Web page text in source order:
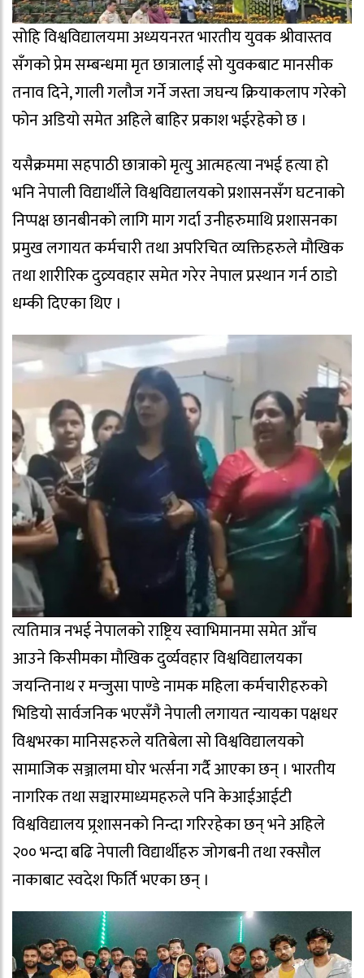
सोहि विश्वविद्यालयमा अध्ययनरत भारतीय युवक श्रीवास्तव
सँगको प्रेम सम्बन्धमा मृत छात्रालाई सो युवकबाट मानसीक
तनाव दिने, गाली गलौज गर्ने जस्ता जघन्य क्रियाकलाप गरेको
फोन अडियो समेत अहिले बाहिर प्रकाश भईरहेको छ ।
यसैक्रममा सहपाठी छात्राको मृत्यु आत्महत्या नभई हत्या हो
भनि नेपाली विद्यार्थीले विश्वविद्यालयको प्रशासनसँग घटनाको
निप्पक्ष छानबीनको लागि माग गर्दा उनीहरुमाथि प्रशासनका
प्रमुख लगायत कर्मचारी तथा अपरिचित व्यक्तिहरुले मौखिक
तथा शारीरिक दुव्र्यवहार समेत गरेर नेपाल प्रस्थान गर्न ठाडो
धम्की दिएका थिए ।
त्यतिमात्र नभई नेपालको राष्ट्रिय स्वाभिमानमा समेत आँच
आउने किसीमका मौखिक दुर्व्यवहार विश्वविद्यालयका
जयन्तिनाथ र मन्जुसा पाण्डे नामक महिला कर्मचारीहरुको
भिडियो सार्वजनिक भएसँगै नेपाली लगायत न्यायका पक्षधर
विश्वभरका मानिसहरुले यतिबेला सो विश्वविद्यालयको
सामाजिक सञ्जालमा घोर भर्त्सना गर्दै आएका छन् । भारतीय
नागरिक तथा सञ्चारमाध्यमहरुले पनि केआईआईटी
विश्वविद्यालय प्र्रशासनको निन्दा गरिरहेका छन् भने अहिले
२०० भन्दा बढि नेपाली विद्यार्थीहरु जोगबनी तथा रक्सौल
नाकाबाट स्वदेश फिर्ति भएका छन् ।